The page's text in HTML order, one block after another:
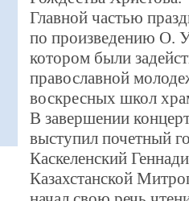
Главной частью
по произведению О.
котором были
православной
воскресных школ
В завершении
выступил почетный
Каскеленский
Казахстанской